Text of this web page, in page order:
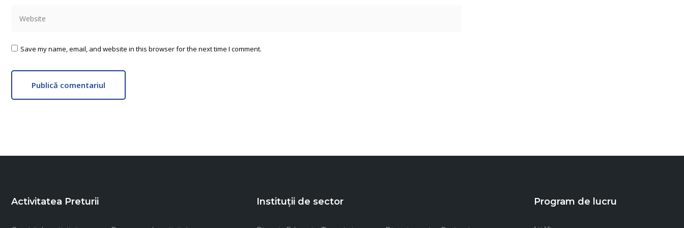
Save my name, email, and website in this browser for the next time I comment.
Publică comentariul
Activitatea Preturii Instituții de sector Program de lucru